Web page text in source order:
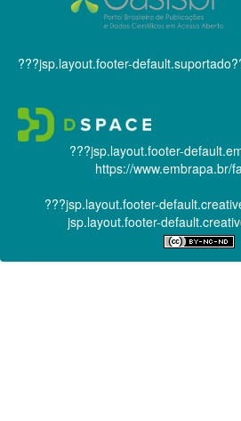
???jsp.layout.footer-
???jsp.layout.footer-
https://www.embrapa.br/
???jsp.layout.footer-
jsp.layout.footer-